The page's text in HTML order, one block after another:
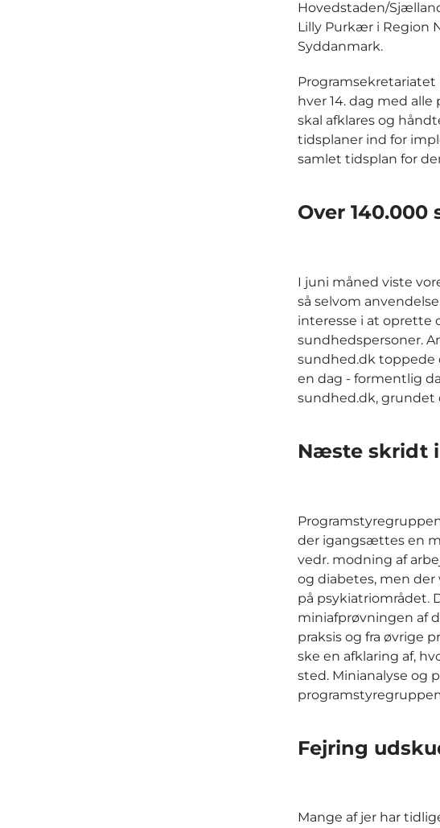
Hovedstaden/
Lilly Purkær i Region
Syddanmark.
hver 14. dag med
skal afklares og
tidsplaner ind for
samlet tidsplan for
Over
I juni måned viste
så selvom
interesse i at oprette
sundhedspersoner.
sundhed.dk toppede
en dag - formentlig
sundhed.dk, grundet
Næste skridt
der igangsættes en
vedr. modning af
og diabetes, men
på psykiatriområdet.
miniafprøvningen af
praksis og fra øvrige
ske en afklaring af,
sted. Minianalyse og
Fejring
Mange af jer har